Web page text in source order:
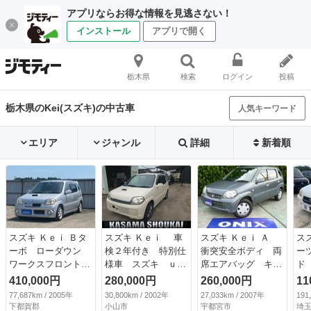
アプリならお得な情報を見逃さない！
インストール アプリで開く
栃木県 検索 ログイン 投稿
栃木県のKei(スズキ)の中古車 人気キーワード
エリア ジャンル 詳細 新着順
スズキ Ｋｅｉ Ｂタ
ーボ ローダウン
ワークスフロントバ
ンパー ワークスサ
イドステップ ワー
クスリアウィング
410,000円
77,687km / 2005年
下都賀郡
スズキ Ｋｅｉ 車
検２年付き 特別仕
様車 スズキ ｕ
ｐ ｔｏ ｙｏｕ
ＫＡＮＳＡＩ アッ
プ トゥー ユ
280,000円
30,800km / 2002年
小山市
スズキ Ｋｅｉ Ａ
衝突安全ボディ 両
席エアバッグ キー
レスエントリーシス
テム ナビＴＶ
（車検整備付）
260,000円
27,033km / 2007年
宇都宮市
ス
ー
ド
埼